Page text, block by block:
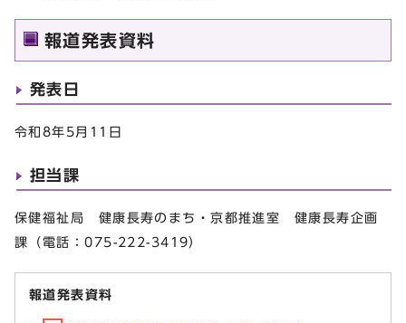
報道発表資料
発表日
令和8年5月11日
担当課
保健福祉局 健康長寿のまち・京都推進室 健康長寿企画
課（電話：075-222-3419）
報道発表資料